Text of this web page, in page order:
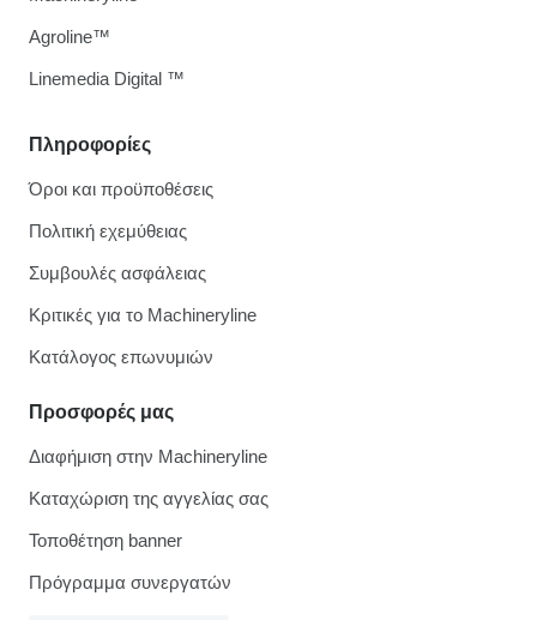
Πληροφορίες
Όροι και προϋποθέσεις
Πολιτική εχεμύθειας
Συμβουλές ασφάλειας
Κριτικές για το Machineryline
Κατάλογος επωνυμιών
Προσφορές μας
Διαφήμιση στην Machineryline
Καταχώριση της αγγελίας σας
Τοποθέτηση banner
Πρόγραμμα συνεργατών
Agroline™
Linemedia Digital ™